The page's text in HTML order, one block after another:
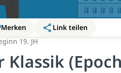
Merken
Link teilen
19. JH
Klassik